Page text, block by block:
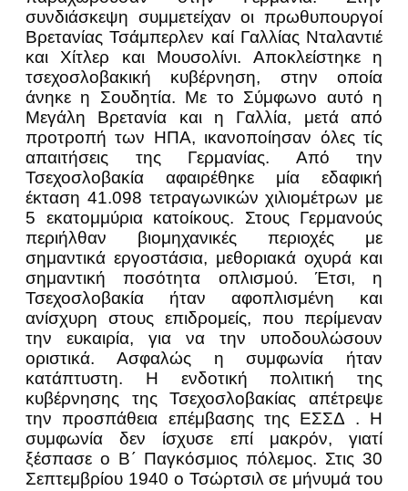
συνδιάσκεψη συμμετείχαν οι πρωθυπουργοί
Βρετανίας Τσάμπερλεν καί Γαλλίας Νταλαντιέ
και Χίτλερ και Μουσολίνι. Αποκλείστηκε η
τσεχοσλοβακική κυβέρνηση, στην οποία
άνηκε η Σουδητία. Με το Σύμφωνο αυτό η
Μεγάλη Βρετανία και η Γαλλία, μετά από
προτροπή των ΗΠΑ, ικανοποίησαν όλες τίς
απαιτήσεις της Γερμανίας. Από την
Τσεχοσλοβακία αφαιρέθηκε μία εδαφική
έκταση 41.098 τετραγωνικών χιλιομέτρων με
5 εκατομμύρια κατοίκους. Στους Γερμανούς
περιήλθαν βιομηχανικές περιοχές με
σημαντικά εργοστάσια, μεθοριακά οχυρά και
σημαντική ποσότητα οπλισμού. Έτσι, η
Τσεχοσλοβακία ήταν αφοπλισμένη και
ανίσχυρη στους επιδρομείς, που περίμεναν
την ευκαιρία, για να την υποδουλώσουν
οριστικά. Ασφαλώς η συμφωνία ήταν
κατάπτυστη. Η ενδοτική πολιτική της
κυβέρνησης της Τσεχοσλοβακίας απέτρεψε
την προσπάθεια επέμβασης της ΕΣΣΔ . Η
συμφωνία δεν ίσχυσε επί μακρόν, γιατί
ξέσπασε ο Β´ Παγκόσμιος πόλεμος. Στις 30
Σεπτεμβρίου 1940 ο Τσώρτσιλ σε μήνυμά του